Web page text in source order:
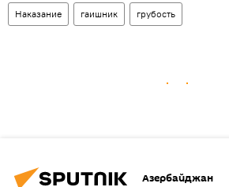
Наказание гаишник грубость
Азербайджан